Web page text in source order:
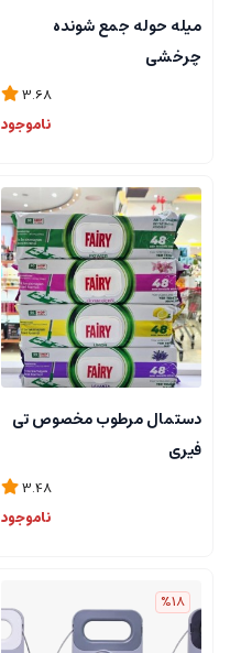
میله حوله جمع شونده
چرخشی
3.68
ناموجود
دستمال مرطوب مخصوص تی
فیری
3.48
ناموجود
%18